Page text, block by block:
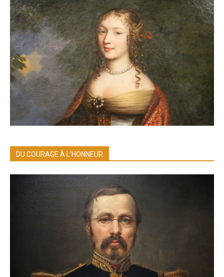
DU COURAGE À L’HONNEUR